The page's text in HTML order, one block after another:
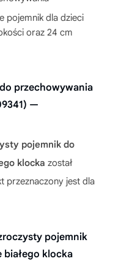
pojemnik dla dzieci
oraz 24 cm
przechowywania
—
pojemnik do
klocka został
przeznaczony jest dla
pojemnik
białego klocka